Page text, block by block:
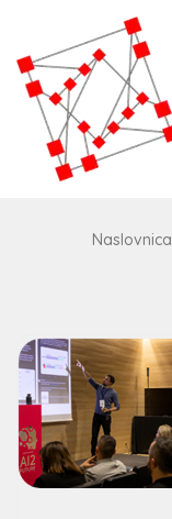
Naslovnica